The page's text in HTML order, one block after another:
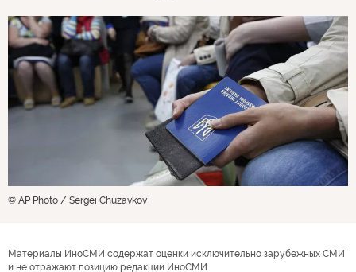
© AP Photo / Sergei Chuzavkov
Материалы ИноСМИ содержат оценки исключительно зарубежных СМИ
и не отражают позицию редакции ИноСМИ